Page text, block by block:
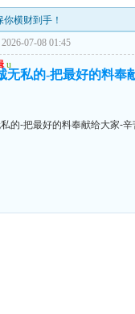
横财到手！
07-08 01:45
u
无私的-把最好的料奉
的-把最好的料奉献给大家-辛